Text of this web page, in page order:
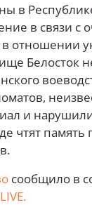
в
в связи с
отношении
Белосток
и
чтят
сообщило в